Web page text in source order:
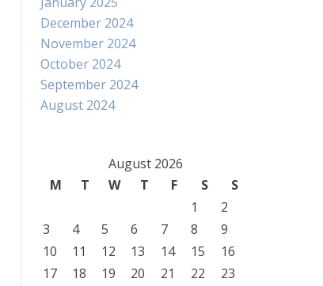
December 2024
November 2024
October 2024
September 2024
August 2024
August 2026
M
T W T F S
S
1
2
3
4 5 6 7 8
9
10
11 12 13 14 15
16
17
18 19 20 21 22
23